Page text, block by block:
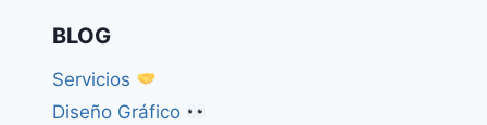
BLOG
Servicios
Diseño Gráfico